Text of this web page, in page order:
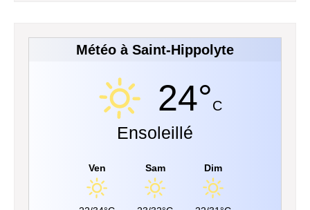
Météo à Saint-Hippolyte
24°C
Ensoleillé
Ven Sam Dim